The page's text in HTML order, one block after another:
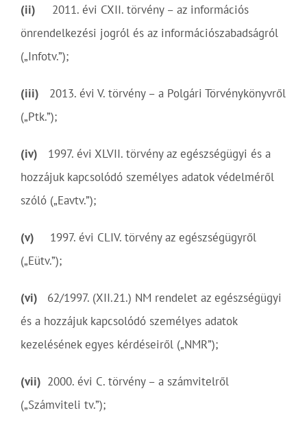
(ii)
2011. évi CXII. törvény – az információs
önrendelkezési jogról és az információszabadságról
(„Infotv.”);
(iii) 2013. évi V. törvény – a Polgári Törvénykönyvről
(„Ptk.”);
(iv) 1997. évi XLVII. törvény az egészségügyi és a
hozzájuk kapcsolódó személyes adatok védelméről
szóló („Eavtv.”);
(v)
1997. évi CLIV. törvény az egészségügyről
(„Eütv.”);
(vi)
62/1997. (XII.21.) NM rendelet az egészségügyi
és a hozzájuk kapcsolódó személyes adatok
kezelésének egyes kérdéseiről („NMR”);
(vii) 2000. évi C. törvény – a számvitelről
(„Számviteli tv.”);